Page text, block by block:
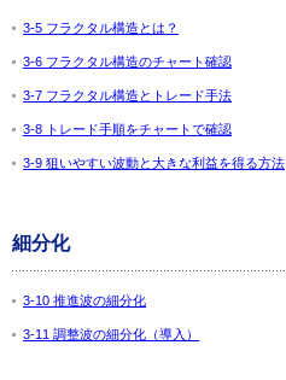
3-5 フラクタル構造とは？
3-6 フラクタル構造のチャート確認
3-7 フラクタル構造とトレード手法
3-8 トレード手順をチャートで確認
3-9 狙いやすい波動と大きな利益を得る方法
細分化
3-10 推進波の細分化
3-11 調整波の細分化（導入）